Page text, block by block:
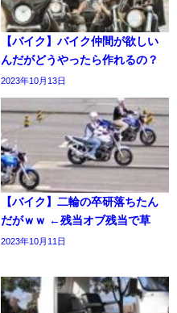
【バイク】バイク仲間が欲しい
んだがどうやったら作れるの？
2023年10月13日
【バイク】二輪の卒研落ちたん
だがｗｗ ←残当オブ残当で草
2023年10月11日